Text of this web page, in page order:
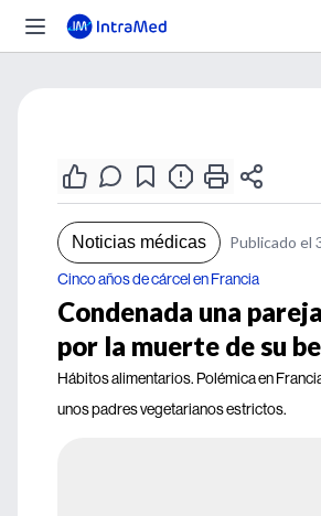
Noticias médicas Publicado el
Cinco años de cárcel en Francia
Condenada una
por la muerte de su
Hábitos alimentarios. Polémica en
unos padres vegetarianos estrictos.